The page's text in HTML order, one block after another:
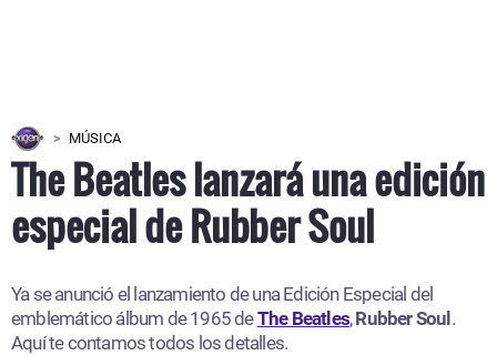
MÚSICA
The Beatles lanzará una edición
especial de Rubber Soul
Ya se anunció el lanzamiento de una Edición Especial del
emblemático álbum de 1965 deThe Beatles,Rubber Soul.
Aquí te contamos todos los detalles.